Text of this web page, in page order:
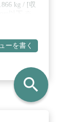
kg / [収
さい。 /
物用パス
ーを書く
search